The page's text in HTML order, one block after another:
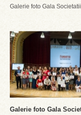
Galerie foto Gala
Galerie foto Gala